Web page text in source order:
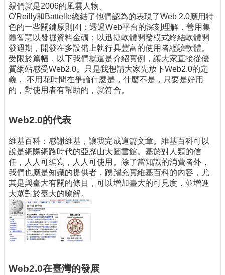
親們就是2006的風雲人物。
O'Reilly和Battelle總結了他們認為的表現了Web 2.0應用特
色的一些關鍵原則[4]：透過Web平台的深刻理解，善用集
體智慧以發掘資料金礦；以迅捷軟體開發模式終結軟體開
發週期，開發在多設備上執行具豐富的使用者經驗軟體。
受限於篇幅，以下我們就還是介紹實例，讓大家直接從優
質網站感受Web2.0。只是我想請大家先放下Web2.0的定
義， 不用花時間在爭論什麼是，什麼不是，只要是好用
的，對使用者有幫助的，就符合。
Web2.0的代表
維基百科：感謝維基，讓我完成這篇文章。維基百科可以
說是網際網路時代的亞歷山大圖書館。基於對人類的信
任，人人可編寫，人人可使用。除了當知識的消費者外，
我們也應是知識的提供者，踴躍充實維基百科的內容，尤
其是與臺大有關的條目，可以增加臺大的可見度，並增進
大眾對於臺大的瞭解。
Web2.0在臺灣的發展